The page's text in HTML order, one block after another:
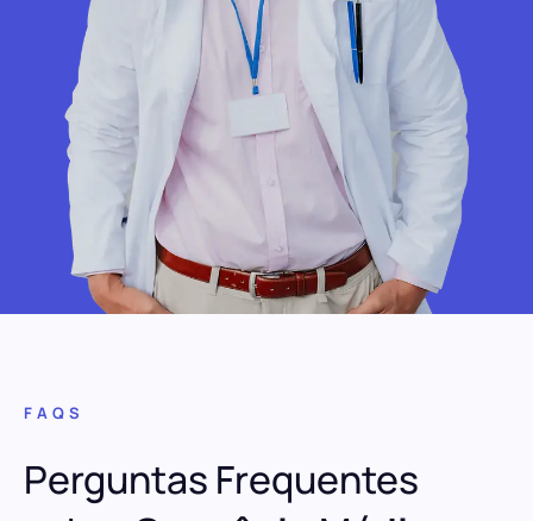
FAQS
Perguntas Frequentes